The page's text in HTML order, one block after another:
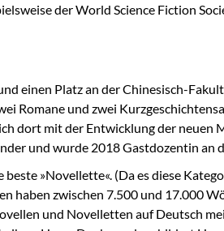
der World Science Fiction
einen Platz an der Chinesisch-
Romane und zwei
dort mit der Entwicklung der neuen
und wurde 2018 Gastdozentin an
»Novellette«. (Da es diese
haben zwischen 7.500 und 17.000
und Novelletten auf Deutsch